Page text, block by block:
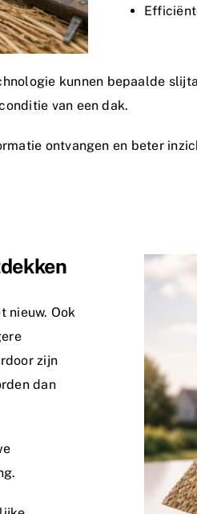
kunnen bepaalde
van een dak.
ontvangen en beter
nieuw. Ook
zijn
dan